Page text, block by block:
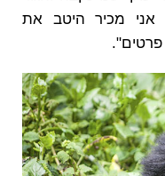
אני מכיר היטב את